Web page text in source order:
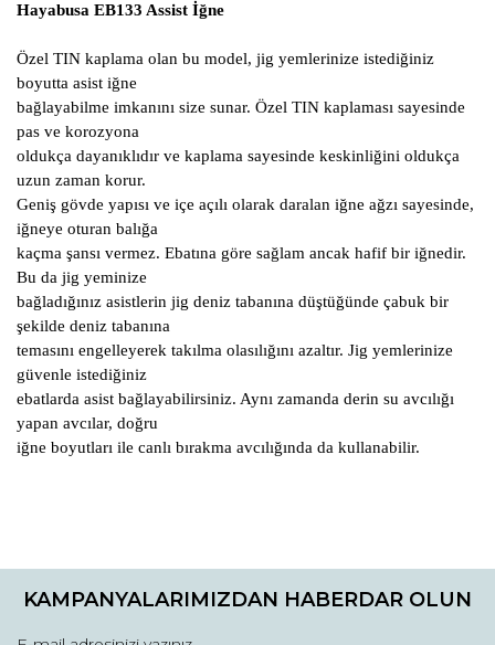
Hayabusa EB133 Assist İğne
Özel TIN kaplama olan bu model, jig yemlerinize istediğiniz
boyutta asist iğne
bağlayabilme imkanını size sunar. Özel TIN kaplaması sayesinde
pas ve korozyona
oldukça dayanıklıdır ve kaplama sayesinde keskinliğini oldukça
uzun zaman korur.
Geniş gövde yapısı ve içe açılı olarak daralan iğne ağzı sayesinde,
iğneye oturan balığa
kaçma şansı vermez. Ebatına göre sağlam ancak hafif bir iğnedir.
Bu da jig yeminize
bağladığınız asistlerin jig deniz tabanına düştüğünde çabuk bir
şekilde deniz tabanına
temasını engelleyerek takılma olasılığını azaltır. Jig yemlerinize
güvenle istediğiniz
ebatlarda asist bağlayabilirsiniz. Aynı zamanda derin su avcılığı
yapan avcılar, doğru
iğne boyutları ile canlı bırakma avcılığında da kullanabilir.
konularda yetersiz gördüğünüz noktaları öneri formunu
Görüş ve önerileriniz için teşekkür ederiz.
KAMPANYALARIMIZDAN HABERDAR OLUN